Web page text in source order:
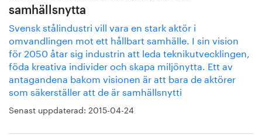
samhällsnytta
Svensk stålindustri vill vara en stark aktör i
omvandlingen mot ett hållbart samhälle. I sin vision
för 2050 åtar sig industrin att leda teknikutvecklingen,
föda kreativa individer och skapa miljönytta. Ett av
antagandena bakom visionen är att bara de aktörer
som säkerställer att de är samhällsnytti
Senast uppdaterad: 2015-04-24